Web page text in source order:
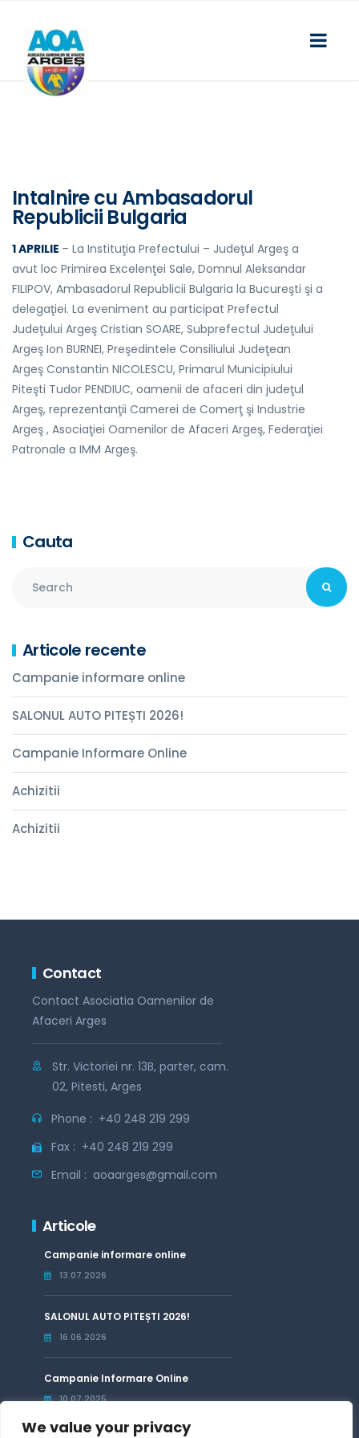
We value your privacy
Intalnire cu Ambasadorul
Republicii Bulgaria
1 APRILIE – La Instituţia Prefectului – Judeţul Argeş a
avut loc Primirea Excelenţei Sale, Domnul Aleksandar
FILIPOV, Ambasadorul Republicii Bulgaria la Bucureşti şi a
delegaţiei. La eveniment au participat Prefectul
Judeţului Argeş Cristian SOARE, Subprefectul Judeţului
Argeş Ion BURNEI, Preşedintele Consiliului Judeţean
Argeş Constantin NICOLESCU, Primarul Municipiului
Piteşti Tudor PENDIUC, oamenii de afaceri din judeţul
Argeş, reprezentanţii Camerei de Comerţ şi Industrie
Argeş , Asociaţiei Oamenilor de Afaceri Argeş, Federaţiei
Patronale a IMM Argeş.
Cauta
Articole recente
Campanie informare online
SALONUL AUTO PITEȘTI 2026!
Campanie Informare Online
Achizitii
Achizitii
Contact
Contact Asociatia Oamenilor de
Afaceri Arges
Str. Victoriei nr. 13B, parter, cam.
02, Pitesti, Arges
Phone : +40 248 219 299
Fax : +40 248 219 299
Email : aoaarges@gmail.com
Articole
Campanie informare online
13.07.2026
SALONUL AUTO PITEȘTI 2026!
16.06.2026
Campanie Informare Online
10.07.2025